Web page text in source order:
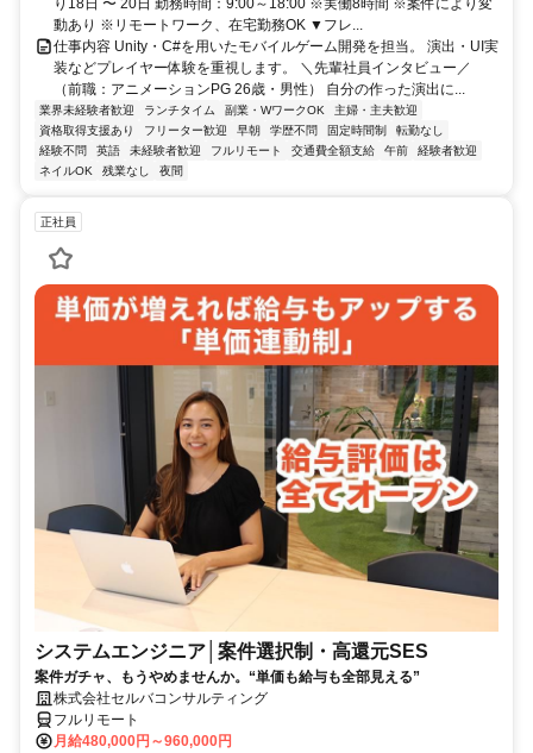
り18日 〜 20日 勤務時間：9:00～18:00 ※実働8時間 ※案件により変
動あり ※リモートワーク、在宅勤務OK ▼フレ...
仕事内容 Unity・C#を用いたモバイルゲーム開発を担当。 演出・UI実
装などプレイヤー体験を重視します。 ＼先輩社員インタビュー／
（前職：アニメーションPG 26歳・男性） 自分の作った演出に...
業界未経験者歓迎 ランチタイム 副業・WワークOK
主婦・主夫歓迎
資格取得支援あり
フリーター歓迎 早朝 学歴不問 固定時間制
転勤なし
経験不問
英語 未経験者歓迎 フルリモート 交通費全額支給 午前
経験者歓迎
ネイルOK
残業なし 夜間
正社員
システムエンジニア│案件選択制・高還元SES
案件ガチャ、もうやめませんか。“単価も給与も全部見える”
株式会社セルバコンサルティング
フルリモート
月給480,000円～960,000円